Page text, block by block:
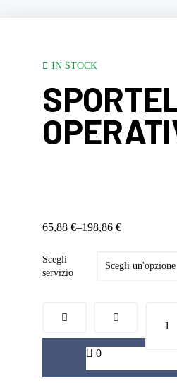
IN STOCK
65,88 €–198,86 €
Scegli
servizio
-
0